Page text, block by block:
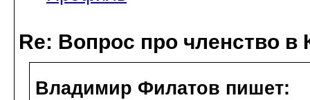
Re: Вопрос про членство в
Владимир Филатов пишет: